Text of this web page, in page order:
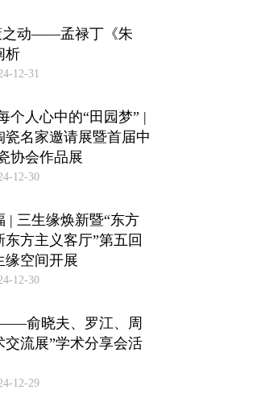
之动——孟禄丁《朱
析
12-31
个人心中的“田园梦” |
瓷名家邀请展暨首届中
协会作品展
12-30
| 三生缘焕新暨“东方
方主义客厅”第五回
缘空间开展
12-30
俞晓夫、罗江、周
交流展”学术分享会活
12-29